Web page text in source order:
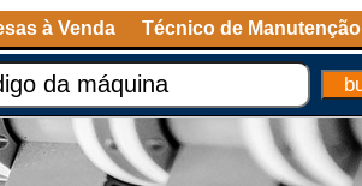
à Venda Técnico de Manutenção